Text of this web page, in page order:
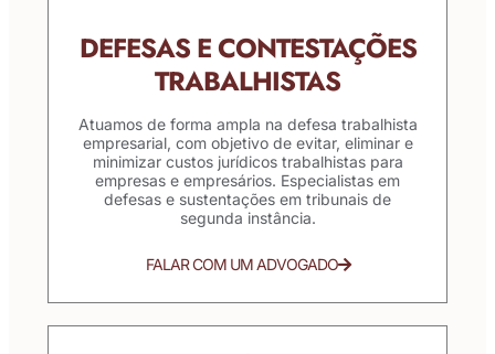
DEFESAS E CONTESTAÇÕES
TRABALHISTAS
Atuamos de forma ampla na defesa trabalhista
empresarial, com objetivo de evitar, eliminar e
minimizar custos jurídicos trabalhistas para
empresas e empresários. Especialistas em
defesas e sustentações em tribunais de
segunda instância.
FALAR COM UM ADVOGADO